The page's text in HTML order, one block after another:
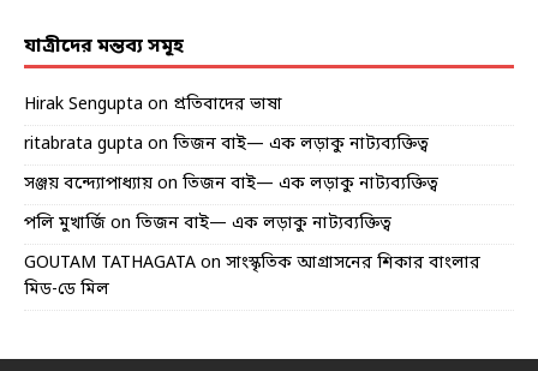
যাত্রীদের মন্তব্য সমূহ
Hirak Sengupta on প্রতিবাদের ভাষা
ritabrata gupta on তিজন বাই— এক লড়াকু নাট্যব্যক্তিত্ব
সঞ্জয় বন্দ্যোপাধ্যায় on তিজন বাই— এক লড়াকু নাট্যব্যক্তিত্ব
পলি মুখার্জি on তিজন বাই— এক লড়াকু নাট্যব্যক্তিত্ব
GOUTAM TATHAGATA on সাংস্কৃতিক আগ্রাসনের শিকার বাংলার
মিড-ডে মিল